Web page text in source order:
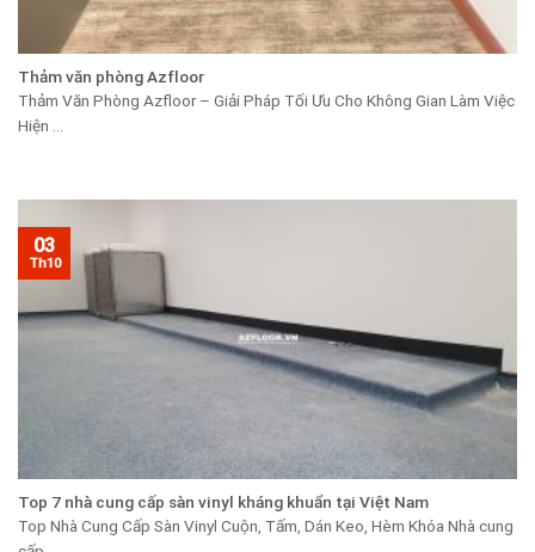
Thảm văn phòng Azfloor
Thảm Văn Phòng Azfloor – Giải Pháp Tối Ưu Cho Không Gian Làm Việc
Hiện ...
Top 7 nhà cung cấp sàn vinyl kháng khuẩn tại Việt Nam
Top Nhà Cung Cấp Sàn Vinyl Cuộn, Tấm, Dán Keo, Hèm Khóa Nhà cung
03
Th10